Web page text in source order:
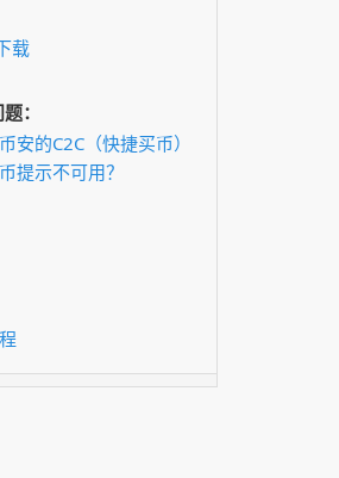
载
：
币安的C2C（快捷买币）
提示不可用？